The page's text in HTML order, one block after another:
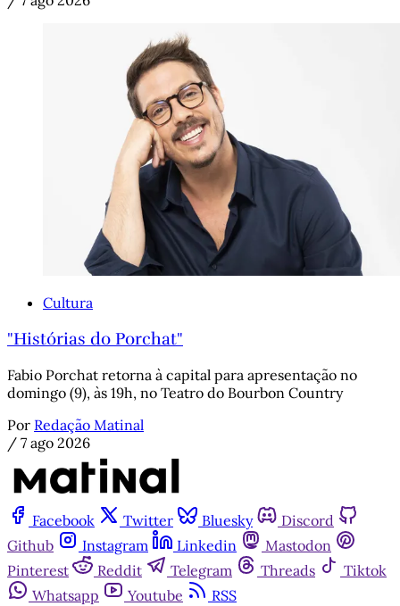
Cultura
"Histórias do Porchat"
Fabio Porchat retorna à capital para apresentação no
domingo (9), às 19h, no Teatro do Bourbon Country
Por Redação Matinal
/ 7 ago 2026
Facebook Twitter Bluesky
Discord
Github
Instagram Linkedin
Mastodon
Pinterest
Reddit Telegram Threads
Tiktok
Whatsapp
Youtube
RSS